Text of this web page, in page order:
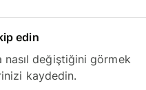
edin
değiştiğini görmek
kaydedin.